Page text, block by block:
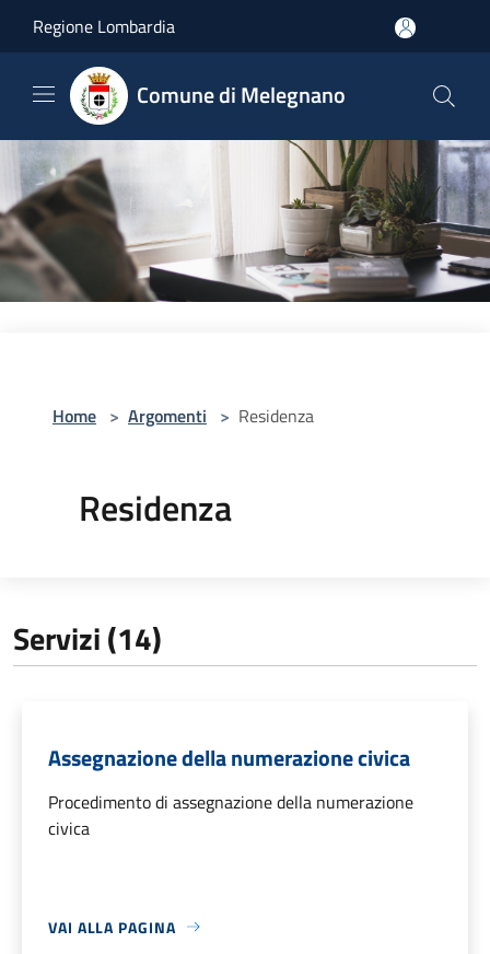
Regione Lombardia
Comune di Melegnano
Home > Argomenti > Residenza
Residenza
Servizi (14)
Assegnazione della numerazione civica
Procedimento di assegnazione della numerazione
civica
VAI ALLA PAGINA